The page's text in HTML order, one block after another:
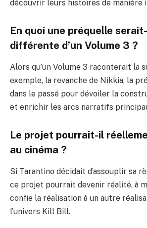
découvrir leurs histoires de manière
En quoi une préquelle
différente d’un Volume 3 ?
Alors qu’un Volume 3 raconterait la
exemple, la revanche de Nikkia, la
dans le passé pour dévoiler la
et enrichir les arcs narratifs
Le projet pourrait-il
au cinéma ?
Si Tarantino décidait d’assouplir sa
ce projet pourrait devenir réalité, à
confie la réalisation à un autre
l’univers Kill Bill.